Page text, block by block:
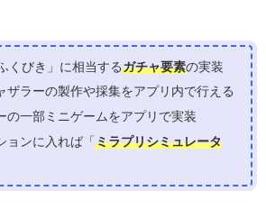
くびき」に相当するガチャ要素の実装
ザラーの製作や採集をアプリ内で行える
の一部ミニゲームをアプリで実装
ョンに入れば「ミラプリシミュレータ